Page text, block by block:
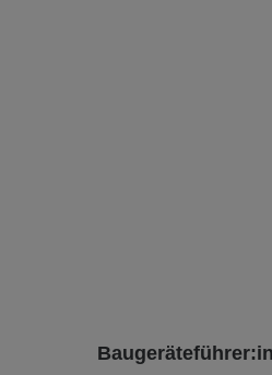
Baugeräteführer:in